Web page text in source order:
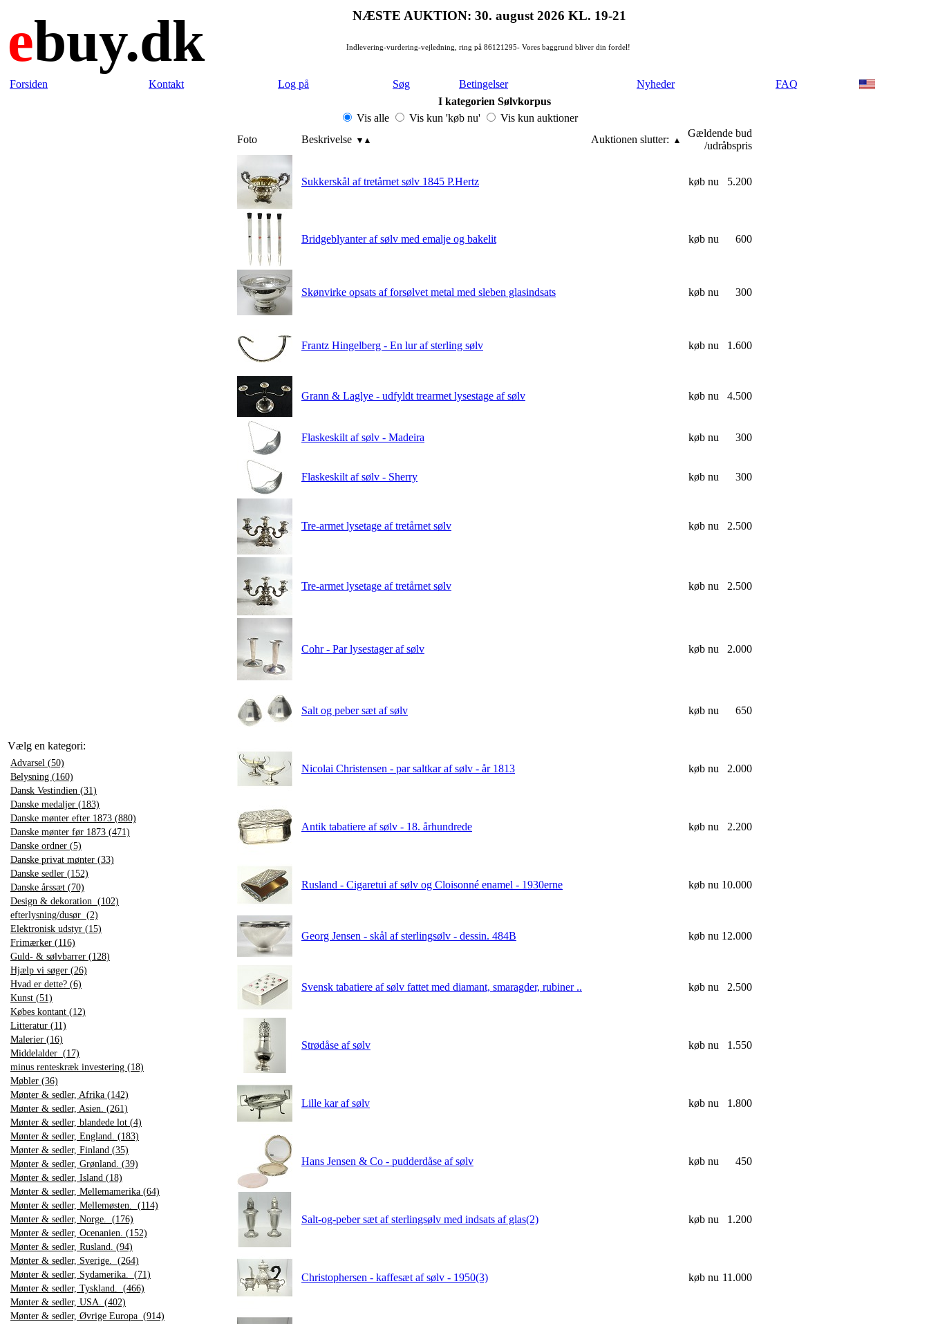
ebuy.dk NÆSTE AUKTION: 30. august 2026 KL. 19-21
Indlevering-vurdering-vejledning, ring på 86121295- Vores baggrund bliver din fordel!
Forsiden Kontakt Log på Søg Betingelser Nyheder FAQ
Vælg en kategori:
Advarsel (50)
Belysning (160)
Dansk Vestindien (31)
Danske medaljer (183)
Danske mønter efter 1873 (880)
Danske mønter før 1873 (471)
Danske ordner (5)
Danske privat mønter (33)
Danske sedler (152)
Danske årssæt (70)
Design & dekoration (102)
efterlysning/dusør (2)
Elektronisk udstyr (15)
Frimærker (116)
Guld- & sølvbarrer (128)
Hjælp vi søger (26)
Hvad er dette? (6)
Kunst (51)
Købes kontant (12)
Litteratur (11)
Malerier (16)
Middelalder (17)
minus renteskræk investering (18)
Møbler (36)
Mønter & sedler, Afrika (142)
Mønter & sedler, Asien. (261)
Mønter & sedler, blandede lot (4)
Mønter & sedler, England. (183)
Mønter & sedler, Finland (35)
Mønter & sedler, Grønland. (39)
Mønter & sedler, Island (18)
Mønter & sedler, Mellemamerika (64)
Mønter & sedler, Mellemøsten. (114)
Mønter & sedler, Norge. (176)
Mønter & sedler, Ocenanien. (152)
Mønter & sedler, Rusland. (94)
Mønter & sedler, Sverige. (264)
Mønter & sedler, Sydamerika. (71)
Mønter & sedler, Tyskland. (466)
Mønter & sedler, USA. (402)
Mønter & sedler, Øvrige Europa (914)
I kategorien Sølvkorpus
Vis alle
Vis kun 'køb nu'
Vis kun auktioner
Foto
Beskrivelse Auktionen slutter:
Gældende bud
/udråbspris
Sukkerskål af tretårnet sølv 1845 P.Hertz køb nu 5.200
Bridgeblyanter af sølv med emalje og bakelit køb nu 600
Skønvirke opsats af forsølvet metal med sleben glasindsats køb nu 300
Frantz Hingelberg - En lur af sterling sølv køb nu 1.600
Grann & Laglye - udfyldt trearmet lysestage af sølv køb nu 4.500
Flaskeskilt af sølv - Madeira køb nu 300
Flaskeskilt af sølv - Sherry køb nu 300
Tre-armet lysetage af tretårnet sølv køb nu 2.500
Tre-armet lysetage af tretårnet sølv køb nu 2.500
Cohr - Par lysestager af sølv køb nu 2.000
Salt og peber sæt af sølv køb nu 650
Nicolai Christensen - par saltkar af sølv - år 1813 køb nu 2.000
Antik tabatiere af sølv - 18. århundrede køb nu 2.200
Rusland - Cigaretui af sølv og Cloisonné enamel - 1930erne køb nu 10.000
Georg Jensen - skål af sterlingsølv - dessin. 484B køb nu 12.000
Svensk tabatiere af sølv fattet med diamant, smaragder, rubiner .. køb nu 2.500
Strødåse af sølv køb nu 1.550
Lille kar af sølv køb nu 1.800
Hans Jensen & Co - pudderdåse af sølv køb nu 450
Salt-og-peber sæt af sterlingsølv med indsats af glas(2) køb nu 1.200
Christophersen - kaffesæt af sølv - 1950(3) køb nu 11.000